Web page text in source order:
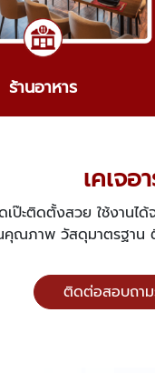
ร้านอาหาร
เคเจอ
ะติดตั้งสวย ใช้งาน
ภาพ วัสดุมาตรฐาน
ติดต่อสอบถาม